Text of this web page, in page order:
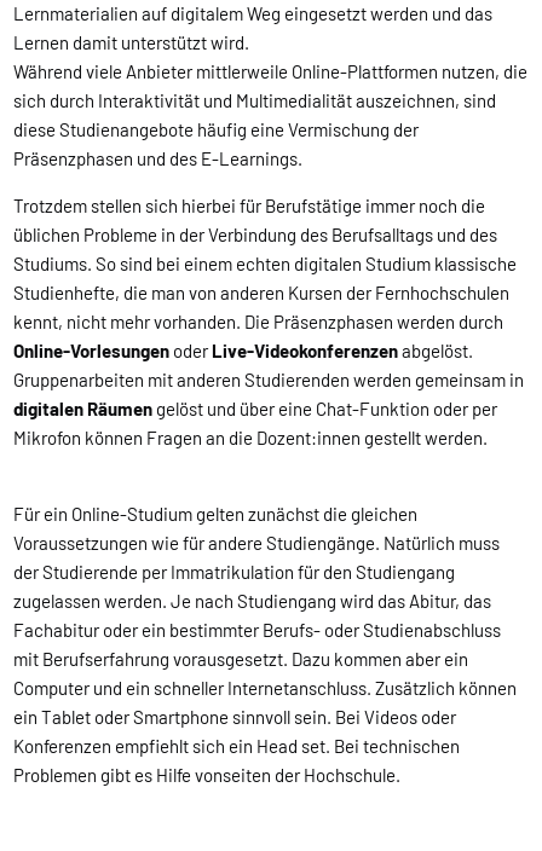
Lernmaterialien auf digitalem Weg eingesetzt werden und das
Lernen damit unterstützt wird.
Während viele Anbieter mittlerweile Online-Plattformen nutzen, die
sich durch Interaktivität und Multimedialität auszeichnen, sind
diese Studienangebote häufig eine Vermischung der
Präsenzphasen und des E-Learnings.
Trotzdem stellen sich hierbei für Berufstätige immer noch die
üblichen Probleme in der Verbindung des Berufsalltags und des
Studiums. So sind bei einem echten digitalen Studium klassische
Studienhefte, die man von anderen Kursen der Fernhochschulen
kennt, nicht mehr vorhanden. Die Präsenzphasen werden durch
Online-Vorlesungen oderLive-Videokonferenzenabgelöst.
Gruppenarbeiten mit anderen Studierenden werden gemeinsam in
digitalen Räumen gelöst und über eine Chat-Funktion oder per
Mikrofon können Fragen an die Dozent:innen gestellt werden.
Für ein Online-Studium gelten zunächst die gleichen
Voraussetzungen wie für andere Studiengänge. Natürlich muss
der Studierende per Immatrikulation für den Studiengang
zugelassen werden. Je nach Studiengang wird das Abitur, das
Fachabitur oder ein bestimmter Berufs- oder Studienabschluss
mit Berufserfahrung vorausgesetzt. Dazu kommen aber ein
Computer und ein schneller Internetanschluss. Zusätzlich können
ein Tablet oder Smartphone sinnvoll sein. Bei Videos oder
Konferenzen empfiehlt sich ein Head set. Bei technischen
Problemen gibt es Hilfe vonseiten der Hochschule.